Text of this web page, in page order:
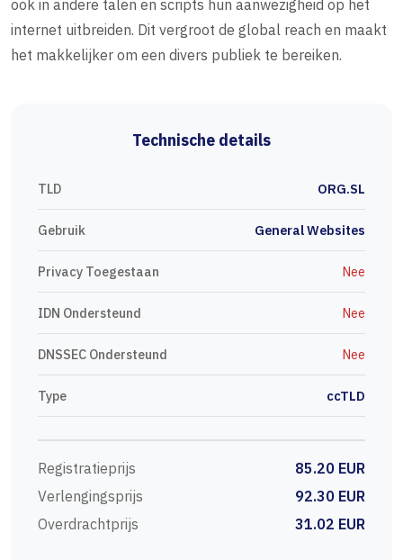
ook in andere talen en scripts hun aanwezigheid op het
internet uitbreiden. Dit vergroot de global reach en maakt
het makkelijker om een divers publiek te bereiken.
Technische details
TLD ORG.SL
Gebruik General Websites
Privacy Toegestaan Nee
IDN Ondersteund Nee
DNSSEC Ondersteund Nee
Type ccTLD
Registratieprijs
85.20 EUR
Verlengingsprijs
92.30 EUR
Overdrachtprijs
31.02 EUR